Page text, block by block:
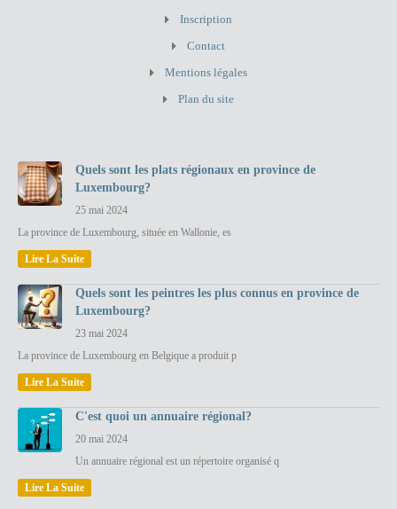
Inscription
Contact
Mentions légales
Plan du site
Quels sont les plats régionaux en province de
Luxembourg?
25 mai 2024
La province de Luxembourg, située en Wallonie, es
Lire La Suite
Quels sont les peintres les plus connus en province de
Luxembourg?
23 mai 2024
La province de Luxembourg en Belgique a produit p
Lire La Suite
C'est quoi un annuaire régional?
20 mai 2024
Un annuaire régional est un répertoire organisé q
Lire La Suite